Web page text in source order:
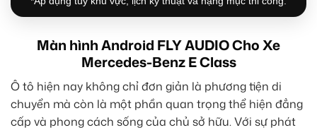
Màn hình Android FLY AUDIO Cho Xe
Mercedes-Benz E Class
Ô tô hiện nay không chỉ đơn giản là phương tiện di
chuyển mà còn là một phần quan trọng thể hiện đẳng
cấp và phong cách sống của chủ sở hữu. Với sự phát